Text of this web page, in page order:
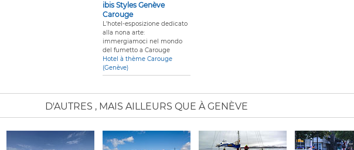
ibis Styles Genève
Carouge
L'hotel-esposizione dedicato
alla nona arte:
immergiamoci nel mondo
del fumetto a Carouge
Hotel à thème Carouge
(Genève)
D'AUTRES , MAIS AILLEURS QUE À GENÈVE